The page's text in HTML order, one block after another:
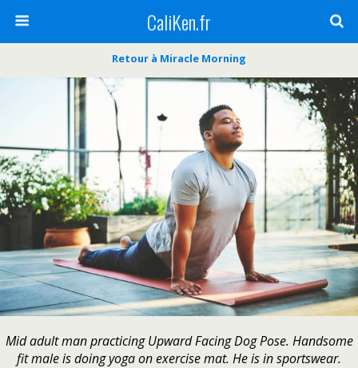
CaliKen.fr
Retour à Miracle Morning
Mid adult man practicing Upward Facing Dog Pose. Handsome
fit male is doing yoga on exercise mat. He is in sportswear.